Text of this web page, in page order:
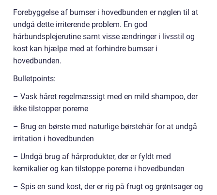
Forebyggelse af bumser i hovedbunden er nøglen til at
undgå dette irriterende problem. En god
hårbundsplejerutine samt visse ændringer i livsstil og
kost kan hjælpe med at forhindre bumser i
hovedbunden.
Bulletpoints:
– Vask håret regelmæssigt med en mild shampoo, der
ikke tilstopper porerne
– Brug en børste med naturlige børstehår for at undgå
irritation i hovedbunden
– Undgå brug af hårprodukter, der er fyldt med
kemikalier og kan tilstoppe porerne i hovedbunden
– Spis en sund kost, der er rig på frugt og grøntsager og